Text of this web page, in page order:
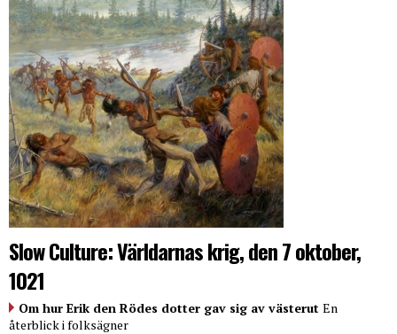
Slow Culture: Världarnas krig, den 7 oktober,
1021
Om hur Erik den Rödes dotter gav sig av västerut En
återblick i folksägner